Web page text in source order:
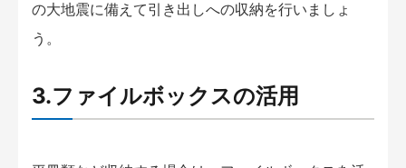
の大地震に備えて引き出しへの収納を行いましょ
う。
3.ファイルボックスの活用